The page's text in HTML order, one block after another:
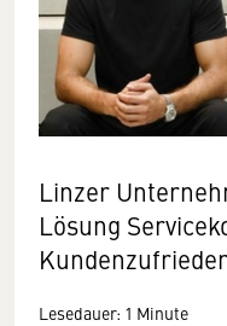
Linzer
Lösung
Lesedauer: 1 Minute